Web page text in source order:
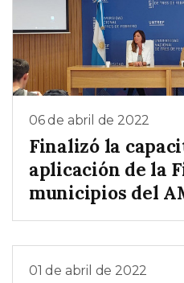
06 de abril de 2022
Finalizó la
aplicación de la
municipios del
01 de abril de 2022